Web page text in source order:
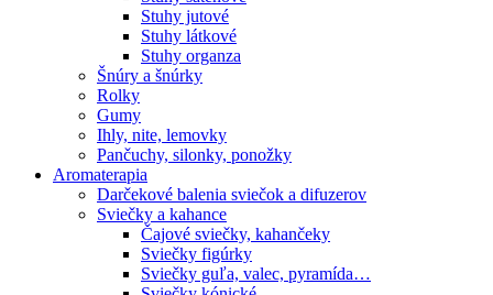
Stuhy jutové
Stuhy látkové
Stuhy organza
Šnúry a šnúrky
Rolky
Gumy
Ihly, nite, lemovky
Pančuchy, silonky, ponožky
Aromaterapia
Darčekové balenia sviečok a difuzerov
Sviečky a kahance
Čajové sviečky, kahančeky
Sviečky figúrky
Sviečky guľa, valec, pyramída…